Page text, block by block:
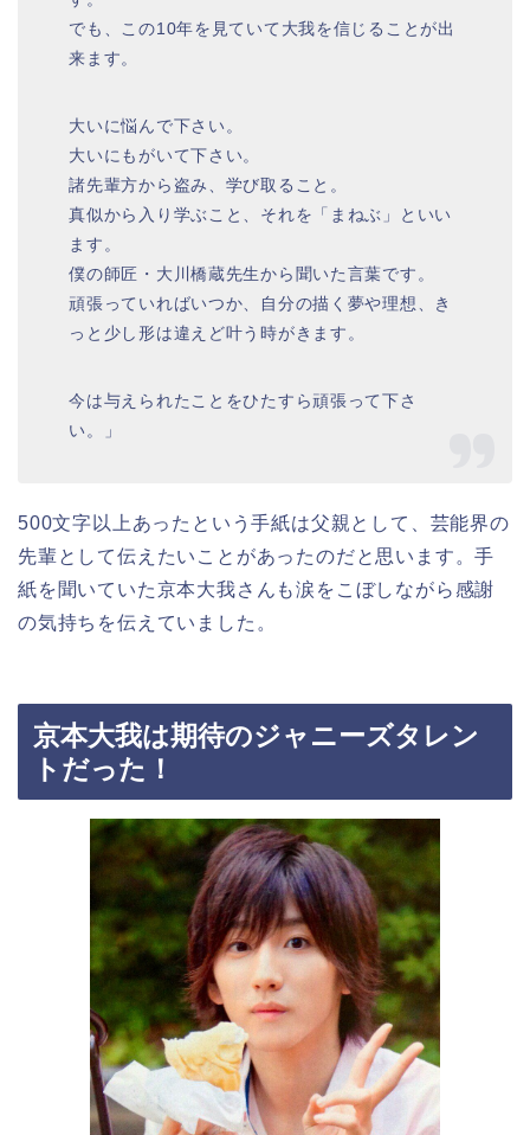
でも、この10年を見ていて大我を信じることが出
来ます。
大いに悩んで下さい。
大いにもがいて下さい。
諸先輩方から盗み、学び取ること。
真似から入り学ぶこと、それを「まねぶ」といい
ます。
僕の師匠・大川橋蔵先生から聞いた言葉です。
頑張っていればいつか、自分の描く夢や理想、き
っと少し形は違えど叶う時がきます。
今は与えられたことをひたすら頑張って下さ
い。」
500文字以上あったという手紙は父親として、芸能界の
先輩として伝えたいことがあったのだと思います。手
紙を聞いていた京本大我さんも涙をこぼしながら感謝
の気持ちを伝えていました。
京本大我は期待のジャニーズタレン
トだった！